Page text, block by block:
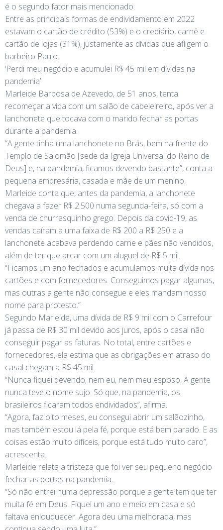
é o segundo fator mais mencionado.
Entre as principais formas de endividamento em 2022
estavam o cartão de crédito (53%) e o crediário, carnê e
cartão de lojas (31%), justamente as dívidas que afligem o
barbeiro Paulo.
‘Perdi meu negócio e acumulei R$ 45 mil em dívidas na
pandemia’
Marleide Barbosa de Azevedo, de 51 anos, tenta
recomeçar a vida com um salão de cabeleireiro, após ver a
lanchonete que tocava com o marido fechar as portas
durante a pandemia.
“A gente tinha uma lanchonete no Brás, bem na frente do
Templo de Salomão [sede da Igreja Universal do Reino de
Deus] e, na pandemia, ficamos devendo bastante”, conta a
pequena empresária, casada e mãe de um menino.
Marleide conta que, antes da pandemia, a lanchonete
chegava a fazer R$ 2.500 numa segunda-feira, só com a
venda de churrasquinho grego. Depois da covid-19, as
vendas caíram a uma faixa de R$ 200 a R$ 250 e a
lanchonete acabava perdendo carne e pães não vendidos,
além de ter que arcar com um aluguel de R$ 5 mil.
“Ficamos um ano fechados e acumulamos muita dívida nos
cartões e com fornecedores. Conseguimos pagar algumas,
mas outras a gente não consegue e eles mandam nosso
nome para protesto.”
Segundo Marleide, uma dívida de R$ 9 mil com o Carrefour
já passa de R$ 30 mil devido aos juros, após o casal não
conseguir pagar as faturas. No total, entre cartões e
fornecedores, ela estima que as obrigações em atraso do
casal chegam a R$ 45 mil.
“Nunca fiquei devendo, nem eu, nem meu esposo. A gente
nunca teve o nome sujo. Só que, na pandemia, os
brasileiros ficaram todos endividados”, afirma.
“Agora, faz oito meses, eu consegui abrir um salãozinho,
mas também estou lá pela fé, porque está bem parado. E as
coisas estão muito difíceis, porque está tudo muito caro”,
acrescenta.
Marleide relata a tristeza que foi ver seu pequeno negócio
fechar as portas na pandemia.
“Só não entrei numa depressão porque a gente tem que ter
muita fé em Deus. Fiquei um ano e meio em casa e só
faltava enlouquecer. Agora deu uma melhorada, mas